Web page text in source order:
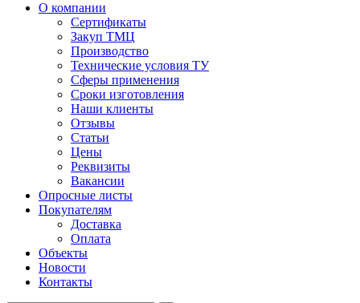
О компании
Сертификаты
Закуп ТМЦ
Производство
Технические условия ТУ
Сферы применения
Сроки изготовления
Наши клиенты
Отзывы
Статьи
Цены
Реквизиты
Вакансии
Опросные листы
Покупателям
Доставка
Оплата
Объекты
Новости
Контакты